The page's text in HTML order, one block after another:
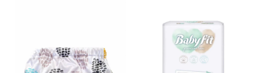
Trixie (28 produse)